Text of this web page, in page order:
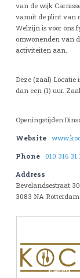
van de wijk
vanuit de plint van
Welzijn is voor ons
omwonenden van
activiteiten aan.
Deze (zaal) Locatie
dan een (1) uur.
Website
Phone 010 316 31
Address
Bevelandsestraat 30
3083 NA Rotterdam